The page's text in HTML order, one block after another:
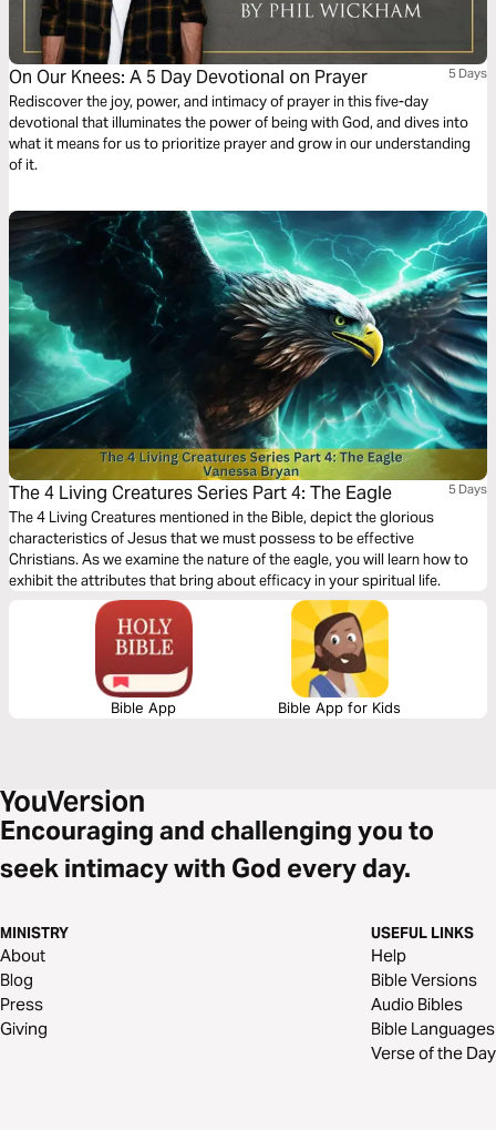
On Our Knees: A 5 Day Devotional on Prayer 5 Days
Rediscover the joy, power, and intimacy of prayer in this five-day
devotional that illuminates the power of being with God, and dives into
what it means for us to prioritize prayer and grow in our understanding
of it.
The 4 Living Creatures Series Part 4: The Eagle 5 Days
The 4 Living Creatures mentioned in the Bible, depict the glorious
characteristics of Jesus that we must possess to be effective
Christians. As we examine the nature of the eagle, you will learn how to
exhibit the attributes that bring about efficacy in your spiritual life.
Bible App Bible App for Kids
Encouraging and challenging you to
seek intimacy with God every day.
MINISTRY
About
Blog
Press
Giving
USEFUL LINKS
Help
Bible Versions
Audio Bibles
Bible Languages
Verse of the Day